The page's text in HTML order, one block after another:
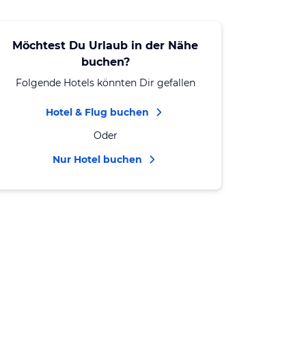
Möchtest Du Urlaub in der Nähe
buchen?
Folgende Hotels könnten Dir gefallen
Hotel & Flug buchen
Oder
Nur Hotel buchen